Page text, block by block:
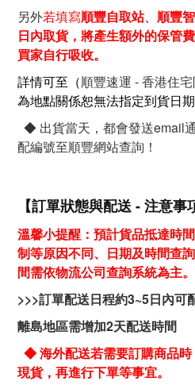
另外若填寫順豐自取站、 順豐
日內取貨，將產生額外的保管
買家自行吸收。
詳情可至（順豐速運 - 香港住
為地點關係恕無法指定到貨日期
◆ 出貨當天，都會發送email
配編號至順豐網站查詢！
【訂單狀態與配送 - 注意事
溫馨小提醒：預計貨品抵達時
制等原因不同、日期及時間查
間需依物流公司查詢系統為主。
>>>訂單配送日程約3~5日內可
離島地區需增加2天配送時間
◆ 海外配送若需要訂購商品
現貨，再進行下單等事宜。